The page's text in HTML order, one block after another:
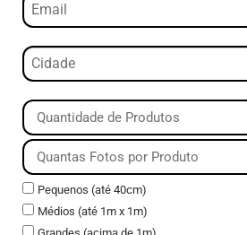
Pequenos (até 40cm)
Médios (até 1m x 1m)